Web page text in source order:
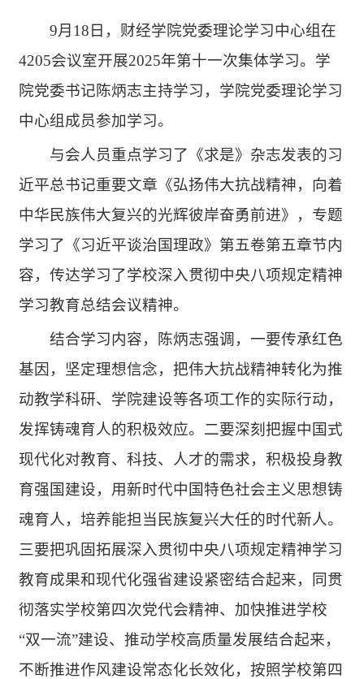
9月18日，财经学院党委理论学习中心组在
4205会议室开展2025年第十一次集体学习。学
院党委书记陈炳志主持学习，学院党委理论学习
中心组成员参加学习。
与会人员重点学习了《求是》杂志发表的习
近平总书记重要文章《弘扬伟大抗战精神，向着
中华民族伟大复兴的光辉彼岸奋勇前进》，专题
学习了《习近平谈治国理政》第五卷第五章节内
容，传达学习了学校深入贯彻中央八项规定精神
学习教育总结会议精神。
结合学习内容，陈炳志强调，一要传承红色
基因，坚定理想信念，把伟大抗战精神转化为推
动教学科研、学院建设等各项工作的实际行动，
发挥铸魂育人的积极效应。二要深刻把握中国式
现代化对教育、科技、人才的需求，积极投身教
育强国建设，用新时代中国特色社会主义思想铸
魂育人，培养能担当民族复兴大任的时代新人。
三要把巩固拓展深入贯彻中央八项规定精神学习
教育成果和现代化强省建设紧密结合起来，同贯
彻落实学校第四次党代会精神、加快推进学校
“双一流”建设、推动学校高质量发展结合起来，
不断推进作风建设常态化长效化，按照学校第四